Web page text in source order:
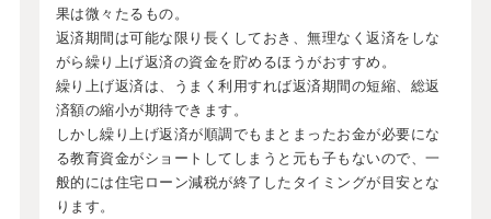
果は微々たるもの。
返済期間は可能な限り長くしておき、無理なく返済をしな
がら繰り上げ返済の資金を貯めるほうがおすすめ。
繰り上げ返済は、うまく利用すれば返済期間の短縮、総返
済額の縮小が期待できます。
しかし繰り上げ返済が順調でもまとまったお金が必要にな
る教育資金がショートしてしまうと元も子もないので、一
般的には住宅ローン減税が終了したタイミングが目安とな
ります。